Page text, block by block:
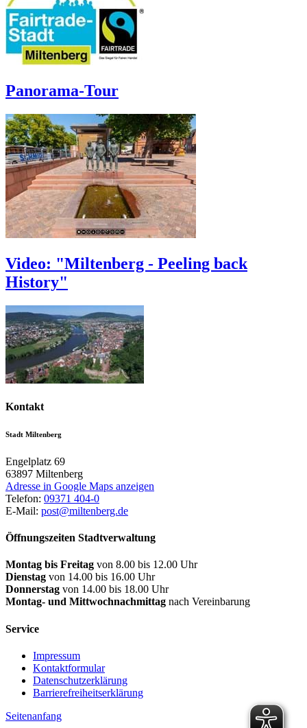
Panorama-Tour
Video: "Miltenberg - Peeling back
History"
Kontakt
Stadt Miltenberg
Engelplatz 69
63897 Miltenberg
Adresse in Google Maps anzeigen
Telefon: 09371 404-0
E-Mail: post@miltenberg.de
Öffnungszeiten Stadtverwaltung
Montag bis Freitag von 8.00 bis 12.00 Uhr
Dienstag von 14.00 bis 16.00 Uhr
Donnerstag von 14.00 bis 18.00 Uhr
Montag- und Mittwochnachmittag nach Vereinbarung
Service
Impressum
Kontaktformular
Datenschutzerklärung
Barrierefreiheitserklärung
Seitenanfang